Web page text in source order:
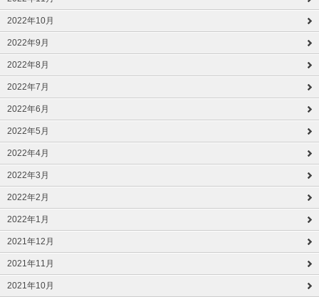
2022年10月
2022年9月
2022年8月
2022年7月
2022年6月
2022年5月
2022年4月
2022年3月
2022年2月
2022年1月
2021年12月
2021年11月
2021年10月